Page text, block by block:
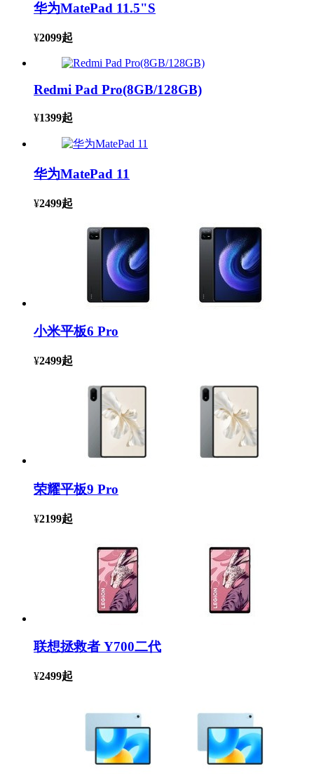
华为MatePad 11.5"S
¥2099起
Redmi Pad Pro(8GB/128GB)
¥1399起
华为MatePad 11
¥2499起
小米平板6 Pro
¥2499起
荣耀平板9 Pro
¥2199起
联想拯救者 Y700二代
¥2499起